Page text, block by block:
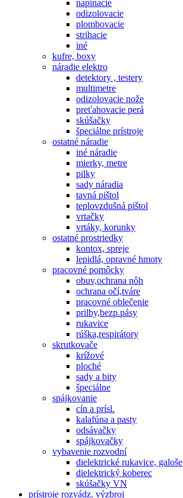
napínacie
odizolovacie
plombovacie
strihacie
iné
kufre, boxy
náradie elektro
detektory , testery
multimetre
odizolovacie nože
preťahovacie perá
skúšačky
špeciálne prístroje
ostatné náradie
iné náradie
mierky, metre
pilky
sady náradia
tavná pištol
teplovzdušná pištol
vrtačky
vrtáky, korunky
ostatné prostriedky
kontox, spreje
lepidlá, opravné hmoty
pracovné pomôcky
obuv,ochrana nôh
ochrana očí,tváre
pracovné oblečenie
prilby,bezp.pásy
rukavice
rúška,respirátory
skrutkovače
krížové
ploché
sady a bity
špeciálne
spájkovanie
cín a prísl.
kalafúna a pasty
odsávačky
spájkovačky
vybavenie rozvodní
dielektrické rukavice, galoše
dielektrický koberec
skúšačky VN
prístroje rozvádz. výzbroj